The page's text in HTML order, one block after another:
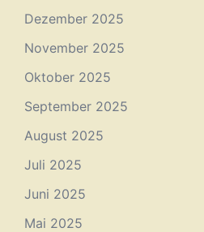
Dezember 2025
November 2025
Oktober 2025
September 2025
August 2025
Juli 2025
Juni 2025
Mai 2025